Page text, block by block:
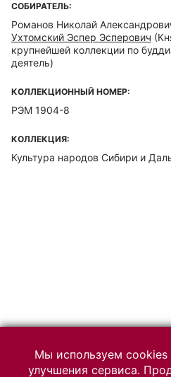
СОБИРАТЕЛЬ:
Романов Николай
Ухтомский Эспер Эсперович
крупнейшей коллекции по
деятель)
КОЛЛЕКЦИОННЫЙ НОМЕР:
РЭМ 1904-8
КОЛЛЕКЦИЯ:
Культура народов Сибири и
Мы используем cookies
улучшения сервиса.